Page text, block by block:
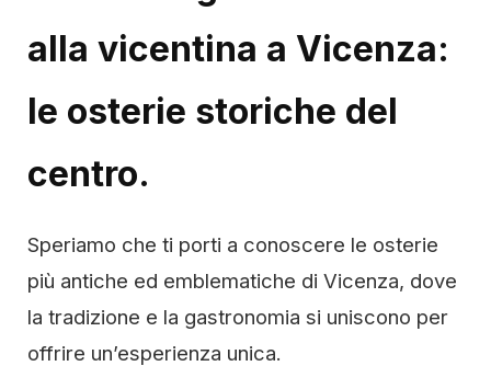
alla vicentina a Vicenza:
le osterie storiche del
centro.
Speriamo che ti porti a conoscere le osterie
più antiche ed emblematiche di Vicenza, dove
la tradizione e la gastronomia si uniscono per
offrire un’esperienza unica.